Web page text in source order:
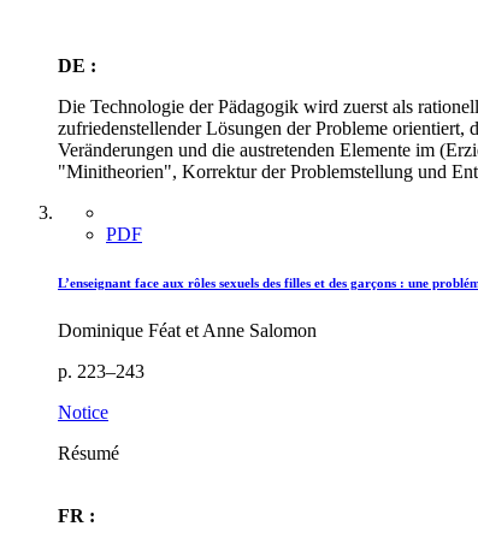
DE :
Die Technologie der Pädagogik wird zuerst als
zufriedenstellender Lösungen der Probleme orientiert,
Veränderungen und die austretenden Elemente im
"Minitheorien", Korrektur der Problemstellung und
PDF
L’enseignant face aux rôles sexuels des filles et des garçons : une
Dominique Féat et Anne Salomon
p. 223–243
Notice
Résumé
FR :